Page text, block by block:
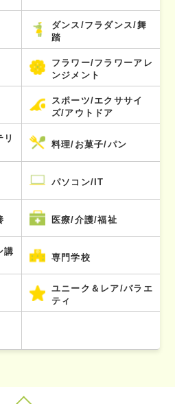
ダンス/フラダンス/舞
踏
フラワー/フラワーアレ
ンジメント
スポーツ/エクササイ
ズ/アウトドア
料理/お菓子/パン
パソコン/IT
医療/介護/福祉
講
専門学校
ユニーク＆レア/バラエ
ティ